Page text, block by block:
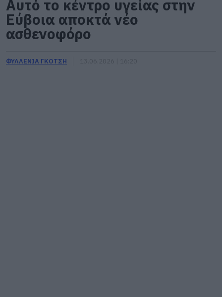
Αυτό το κέντρο υγείας στην
Εύβοια αποκτά νέο
ασθενοφόρο
ΦΥΛΛΕΝΙΑ ΓΚΟΤΣΗ